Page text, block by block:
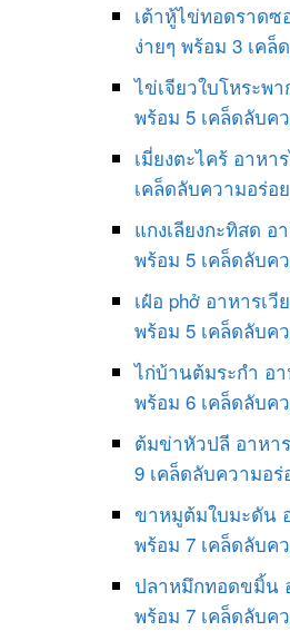
เต้าหู้ไข่ทอดราดซ
ง่ายๆ พร้อม 3 เคล็
ไข่เจียวใบโหระพ
พร้อม 5 เคล็ดลับค
เมี่ยงตะไคร้ อาหา
เคล็ดลับความอร่อย
แกงเลียงกะทิสด อ
พร้อม 5 เคล็ดลับค
เฝ๋อ phở อาหารเ
พร้อม 5 เคล็ดลับค
ไก่บ้านต้มระกำ อ
พร้อม 6 เคล็ดลับค
ต้มข่าหัวปลี อาหา
9 เคล็ดลับความอร่
ขาหมูต้มใบมะดัน
พร้อม 7 เคล็ดลับค
ปลาหมึกทอดขมิ้น
พร้อม 7 เคล็ดลับค